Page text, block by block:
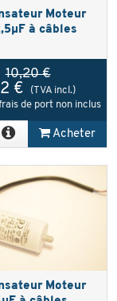
Moteur
à câbles
10,20 €
€
(TVA incl.)
de port non inclus
Acheter
Moteur